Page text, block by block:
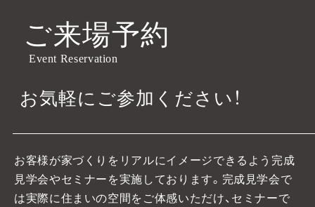
[営業時間]10:00～18:00
[定休日]水曜日・祝日
[ MAIL ] info@alhome.co.jp
WEBでのお問い合わせ
3営業日以内に担当者からご返信いたします。
ご来場予約
Event Reservation
お気軽にご参加ください！
お客様が家づくりをリアルにイメージできるよう完成
見学会やセミナーを実施しております。 完成見学会で
は実際に住まいの空間をご体感いただけ、セミナーで